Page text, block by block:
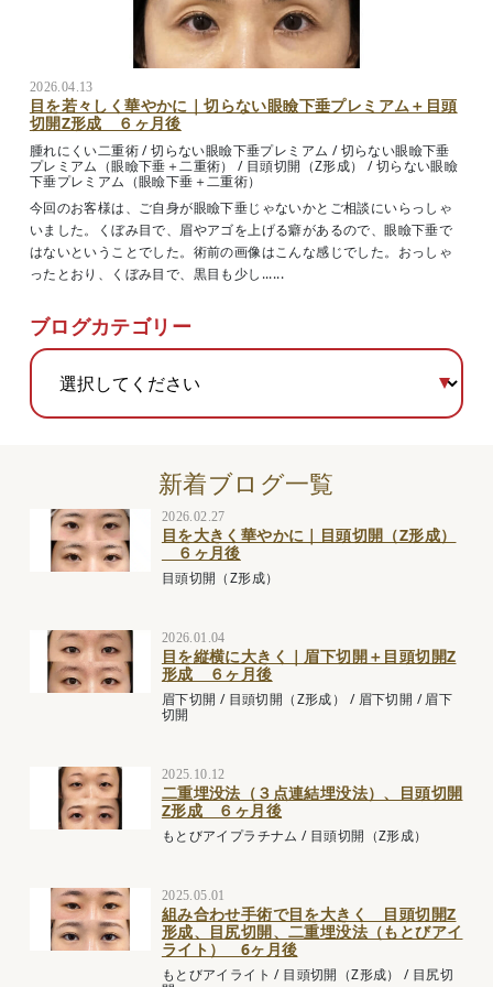
2026.04.13
目を若々しく華やかに｜切らない眼瞼下垂プレミアム＋目頭
切開Z形成 ６ヶ月後
腫れにくい二重術/切らない眼瞼下垂プレミアム /切らない眼瞼下垂
プレミアム（眼瞼下垂＋二重術）
/ 目頭切開（Z形成） /切らない眼瞼
下垂プレミアム（眼瞼下垂＋二重術）
今回のお客様は、ご自身が眼瞼下垂じゃないかとご相談にいらっしゃ
いました。くぼみ目で、眉やアゴを上げる癖があるので、眼瞼下垂で
はないということでした。術前の画像はこんな感じでした。おっしゃ
ったとおり、くぼみ目で、黒目も少し......
ブログカテゴリー
新着ブログ一覧
2026.02.27
目を大きく華やかに｜目頭切開（Z形成）
６ヶ月後
目頭切開（Z形成）
2026.01.04
目を縦横に大きく｜眉下切開＋目頭切開Z
形成 ６ヶ月後
眉下切開 / 目頭切開（Z形成） / 眉下切開 /眉下
切開
2025.10.12
二重埋没法（３点連結埋没法）、目頭切開
Z形成 ６ヶ月後
もとびアイプラチナム / 目頭切開（Z形成）
2025.05.01
組み合わせ手術で目を大きく 目頭切開Z
形成、目尻切開、二重埋没法（もとびアイ
ライト） 6ヶ月後
もとびアイライト / 目頭切開（Z形成） / 目尻切